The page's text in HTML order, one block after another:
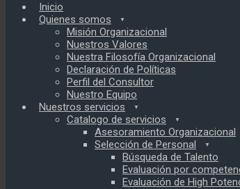
Inicio
Quienes somos
Misión Organizacional
Nuestros Valores
Nuestra Filosofía Organizacional
Declaración de Políticas
Perfil del Consultor
Nuestro Equipo
Nuestros servicios
Catalogo de servicios
Asesoramiento Organizacional
Selección de Personal
Búsqueda de Talento
Evaluación por
Evaluación de High